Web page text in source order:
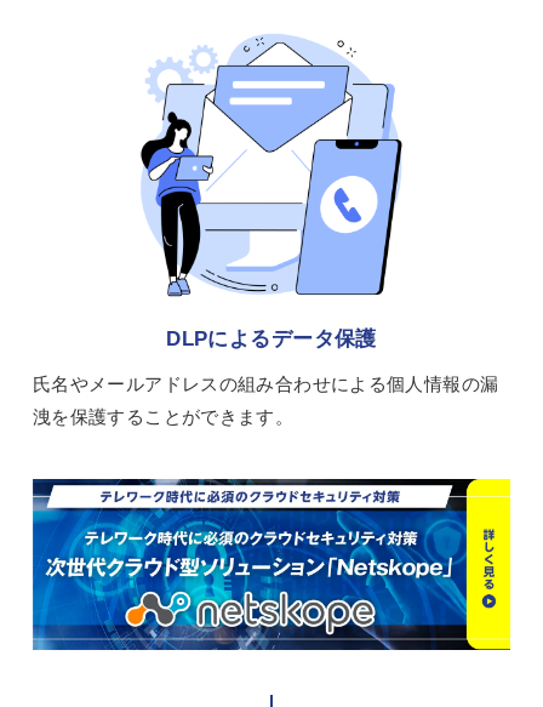
DLPによるデータ保護
氏名やメールアドレスの組み合わせによる個人情報の漏
洩を保護することができます。